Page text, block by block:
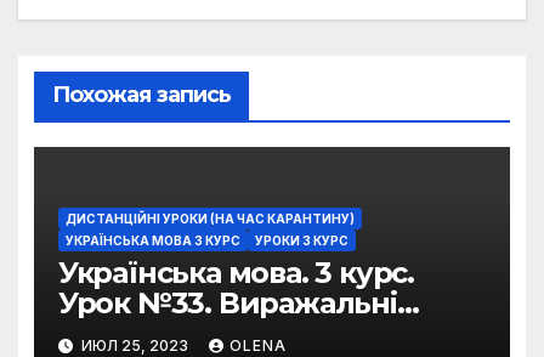
Похожая запись
ДИСТАНЦІЙНІ УРОКИ (НА ЧАС КАРАНТИНУ)
УКРАЇНСЬКА МОВА 3 КУРС
УРОКИ 3 КУРС
Українська мова. 3 курс.
Урок №33. Виражальні
можливості фразеологізмів
ИЮЛ 25, 2023 OLENA